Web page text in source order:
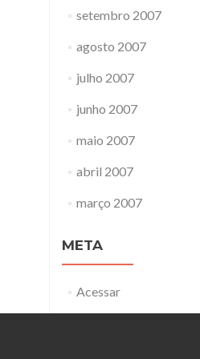
setembro 2007
agosto 2007
julho 2007
junho 2007
maio 2007
abril 2007
março 2007
META
Acessar